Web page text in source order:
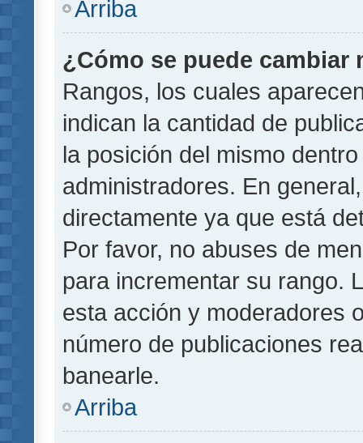
Arriba
¿Cómo se puede cambiar
Rangos, los cuales
indican la cantidad de
la posición del mismo
administradores. En
directamente ya que está
Por favor, no abuses de
para incrementar su rango.
esta acción y moderadores
número de publicaciones
banearle.
Arriba